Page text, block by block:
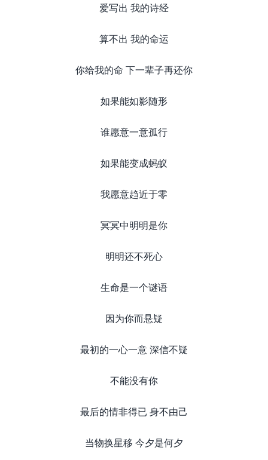
爱写出 我的诗经
算不出 我的命运
你给我的命 下一辈子再还你
如果能如影随形
谁愿意一意孤行
如果能变成蚂蚁
我愿意趋近于零
冥冥中明明是你
明明还不死心
生命是一个谜语
因为你而悬疑
最初的一心一意 深信不疑
不能没有你
最后的情非得已 身不由己
当物换星移 今夕是何夕